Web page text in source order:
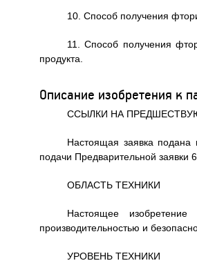
10. Способ получения
11. Способ получения
продукта.
Описание изобретения к
ССЫЛКИ НА
Настоящая заявка
подачи Предварительной заявки
ОБЛАСТЬ ТЕХНИКИ
Настоящее
производительностью и
УРОВЕНЬ ТЕХНИКИ